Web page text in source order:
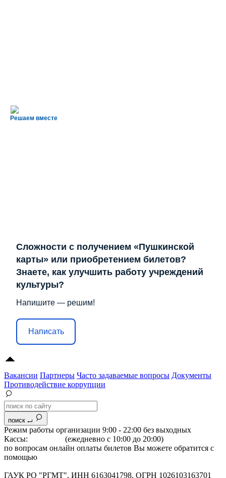
Решаем вместе
Сложности с получением «Пушкинской
карты» или приобретением билетов?
Знаете, как улучшить работу учреждений
культуры?
Напишите — решим!
Написать
Вакансии Партнеры Часто задаваемые вопросы Документы
Противодействие коррупции
поиск
Режим работы организации 9:00 - 22:00 без выходных
Кассы:
(ежедневно с 10:00 до 20:00)
по вопросам онлайн оплаты билетов Вы можете обратится с
помощью
ГАУК РО "РГМТ", ИНН 6163041798, ОГРН 1026103163701